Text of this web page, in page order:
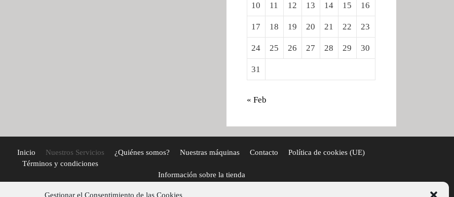
Gestionar el Consentimiento de las Cookies
10 11 12 13 14 15 16
17 18 19 20 21 22 23
24 25 26 27 28 29 30
31
« Feb
Inicio Nuestros Servicios ¿Quiénes somos? Nuestras máquinas Contacto
Política de cookies (UE)
Términos y condiciones
Información sobre la tienda